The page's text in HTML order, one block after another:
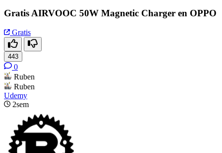
Gratis AIRVOOC 50W Magnetic Charger en OPPO
Gratis
443
0
Ruben
Ruben
Udemy
2sem